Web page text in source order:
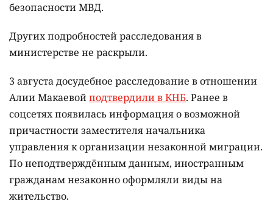
безопасности МВД.
Других подробностей расследования в
министерстве не раскрыли.
3 августа досудебное расследование в отношении
Алии Макаевойподтвердили в КНБ. Ранее в
соцсетях появилась информация о возможной
причастности заместителя начальника
управления к организации незаконной миграции.
По неподтверждённым данным, иностранным
гражданам незаконно оформляли виды на
жительство.